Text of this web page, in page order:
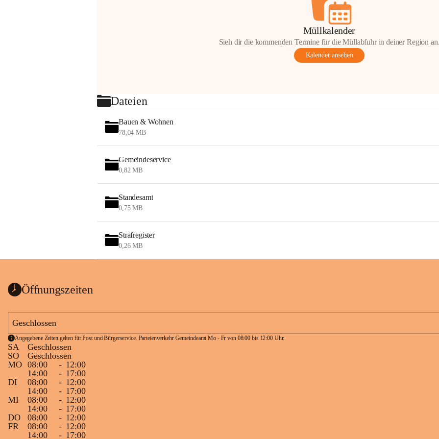
Müllkalender
Sieh dir die kommenden Termine für die Müllabfuhr in deiner Region
Kalender ansehen
Dateien
Bauen & Wohnen
78,04 MB
Gemeindeservice
0,82 MB
Standesamt
0,75 MB
Strafregister
0,26 MB
Öffnungszeiten
Geschlossen
Angegebene Zeiten gelten für Post und Bürgerservice. Parteienverkehr Gemeindeamt Mo - Fr von 08:00 bis 12:00 Uhr.
SA
Geschlossen
SO
Geschlossen
MO 08:00 - 12:00
14:00
- 17:00
DI
08:00 - 12:00
14:00
- 17:00
MI
08:00 - 12:00
14:00
- 17:00
DO
08:00 - 12:00
FR
08:00 - 12:00
14:00
- 17:00